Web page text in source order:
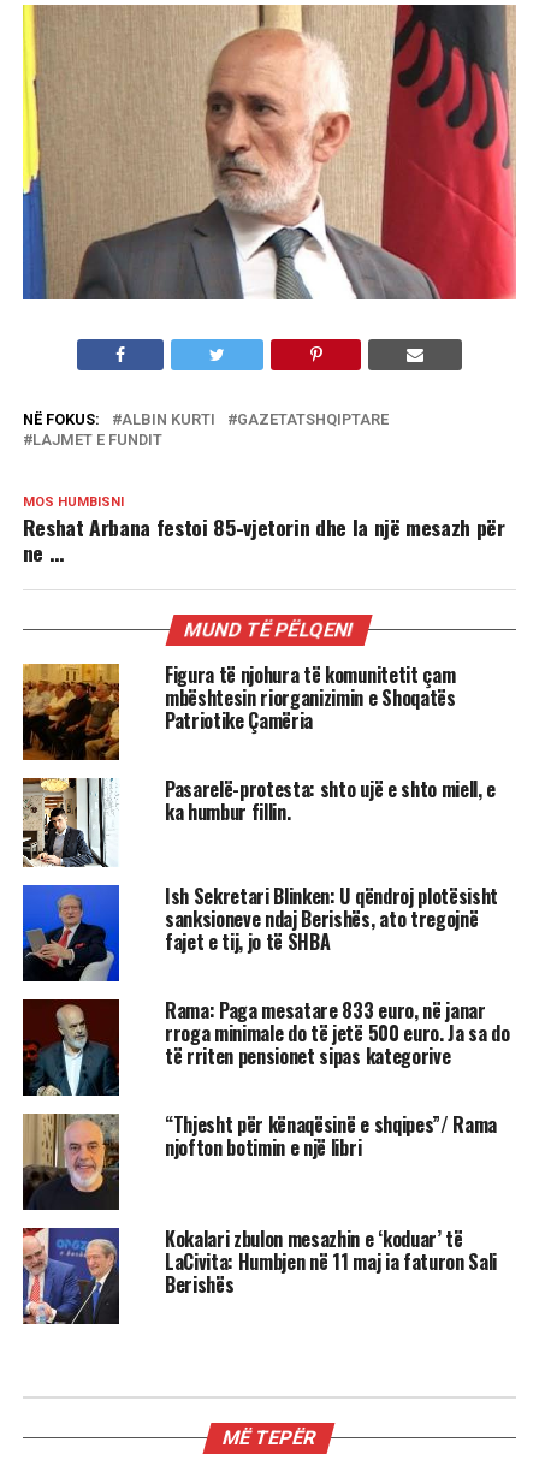
NË FOKUS: ALBIN KURTI
GAZETATSHQIPTARE
LAJMET E FUNDIT
MOS HUMBISNI
Reshat Arbana festoi 85-vjetorin dhe la një mesazh për
ne …
MUND TË PËLQENI
Figura të njohura të komunitetit çam
mbështesin riorganizimin e Shoqatës
Patriotike Çamëria
Pasarelë-protesta: shto ujë e shto miell, e
ka humbur fillin.
Ish Sekretari Blinken: U qëndroj plotësisht
sanksioneve ndaj Berishës, ato tregojnë
fajet e tij, jo të SHBA
Rama: Paga mesatare 833 euro, në janar
rroga minimale do të jetë 500 euro. Ja sa do
të rriten pensionet sipas kategorive
“Thjesht për kënaqësinë e shqipes”/ Rama
njofton botimin e një libri
Kokalari zbulon mesazhin e ‘koduar’ të
LaCivita: Humbjen në 11 maj ia faturon Sali
Berishës
MË TEPËR